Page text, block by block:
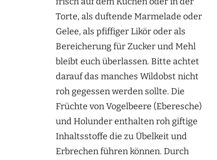
Torte, als duftende Marmelade oder
Gelee, als pfiffiger Likör oder als
Bereicherung für Zucker und Mehl
bleibt euch überlassen. Bitte achtet
darauf das manches Wildobst nicht
roh gegessen werden sollte. Die
Früchte von Vogelbeere (Eberesche)
und Holunder enthalten roh giftige
Inhaltsstoffe die zu Übelkeit und
Erbrechen führen können. Durch